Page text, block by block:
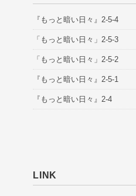
『もっと暗い日々』2-5-4
「もっと暗い日々」2-5-3
「もっと暗い日々」2-5-2
『もっと暗い日々』2-5-1
『もっと暗い日々』2-4
LINK